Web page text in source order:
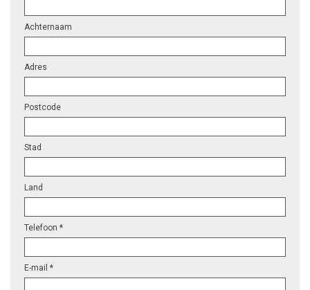
Achternaam
Adres
Postcode
Stad
Land
Telefoon *
E-mail *